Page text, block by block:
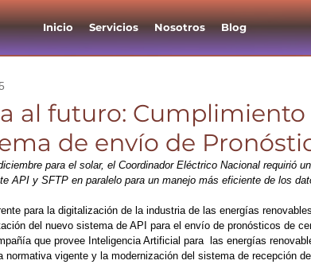
Inicio Servicios Nosotros Blog
al futuro: Cumplimiento
de envío de
para el solar, el Coordinador Eléctrico Nacional requirió
API y SFTP en paralelo para un manejo más eficiente de los
para la digitalización de la industria de las energías
del nuevo sistema de API para el envío de pronósticos de
que provee Inteligencia Artificial para
las energías
vigente y la modernización del sistema de recepción